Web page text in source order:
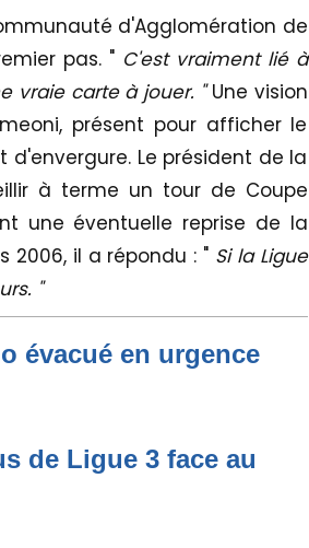
d'Agglomération de
pas. " C'est vraiment lié à
vraie carte à jouer. "Une vision
présent pour afficher le
Le président de la
à terme un tour de Coupe
une éventuelle reprise de la
2006, il a répondu : " Si la Ligue
"
évacué en urgence
de Ligue 3 face au